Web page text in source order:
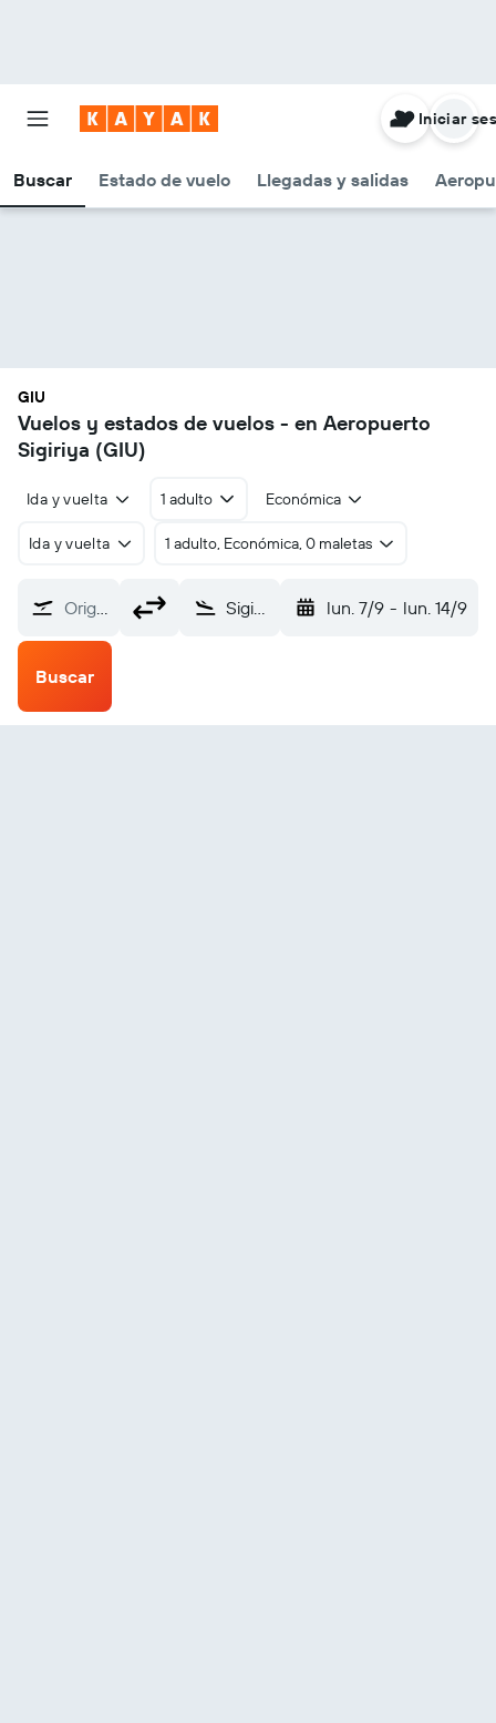
Buscar Estado de vuelo Llegadas y salidas
Iniciar
GIU
Vuelos y estados de vuelos - en Aeropuerto
Sigiriya (GIU)
Ida y vuelta 1 adulto Económica
Ida y vuelta 1 adulto, Económica, 0 maletas
Origen Sigiriya (GIU) lun. 7/9 - lun. 14/9
Buscar